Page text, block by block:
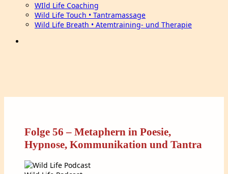
WIld Life Coaching
Wild Life Touch • Tantramassage
Wild Life Breath • Atemtraining- und Therapie
Folge 56 – Metaphern in Poesie,
Hypnose, Kommunikation und Tantra